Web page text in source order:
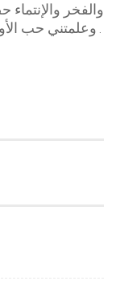
والفخر
وعلمتني حب